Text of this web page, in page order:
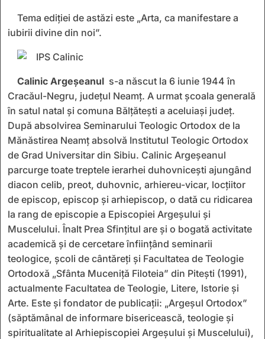
Tema ediției de astăzi este „Arta, ca manifestare a
iubirii divine din noi”.
Calinic Argeșeanul s-a născut la 6 iunie 1944 în
Cracăul-Negru, județul Neamț. A urmat școala generală
în satul natal și comuna Bălţăteşti a aceluiași județ.
După absolvirea Seminarului Teologic Ortodox de la
Mănăstirea Neamţ absolvă Institutul Teologic Ortodox
de Grad Universitar din Sibiu. Calinic Argeșeanul
parcurge toate treptele ierarhei duhovnicești ajungând
diacon celib, preot, duhovnic, arhiereu-vicar, locțiitor
de episcop, episcop și arhiepiscop, o dată cu ridicarea
la rang de episcopie a Episcopiei Argeșului și
Muscelului. Înalt Prea Sfințitul are și o bogată activitate
academică și de cercetare înființând seminarii
teologice, școli de cântăreți și Facultatea de Teologie
Ortodoxă „Sfânta Muceniţă Filoteia” din Piteşti (1991),
actualmente Facultatea de Teologie, Litere, Istorie și
Arte. Este și fondator de publicații: „Argeşul Ortodox”
(săptămânal de informare bisericească, teologie şi
spiritualitate al Arhiepiscopiei Argeşului şi Muscelului),